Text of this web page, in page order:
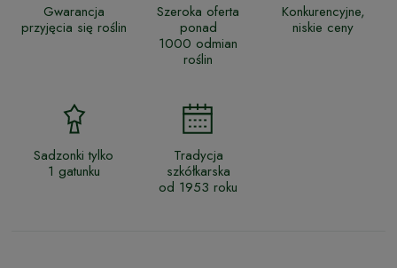
Gwarancja
przyjęcia się roślin
Szeroka oferta
ponad
1000 odmian
roślin
Konkurencyjne,
niskie ceny
Sadzonki tylko
1 gatunku
Tradycja
szkółkarska
od 1953 roku